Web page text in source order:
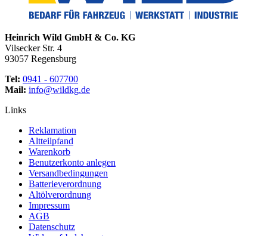
Heinrich Wild GmbH & Co. KG
Vilsecker Str. 4
93057 Regensburg
Tel: 0941 - 607700
Mail: info@wildkg.de
Links
Reklamation
Altteilpfand
Warenkorb
Benutzerkonto anlegen
Versandbedingungen
Batterieverordnung
Altölverordnung
Impressum
AGB
Datenschutz